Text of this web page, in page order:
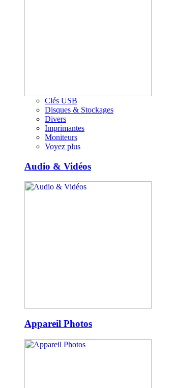
Clés USB
Disques & Stockages
Divers
Imprimantes
Moniteurs
Voyez plus
Audio & Vidéos
Appareil Photos